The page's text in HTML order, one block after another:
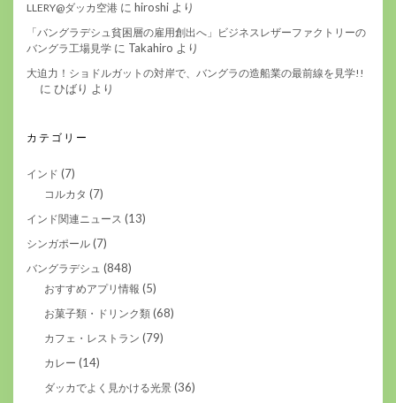
LLERY@ダッカ空港 に hiroshi より
「バングラデシュ貧困層の雇用創出へ」ビジネスレザーファクトリーの
バングラ工場見学 に Takahiro より
大迫力！ショドルガットの対岸で、バングラの造船業の最前線を見学!!
に ひばり より
カテゴリー
インド (7)
コルカタ (7)
インド関連ニュース (13)
シンガポール (7)
バングラデシュ (848)
おすすめアプリ情報 (5)
お菓子類・ドリンク類 (68)
カフェ・レストラン (79)
カレー (14)
ダッカでよく見かける光景 (36)